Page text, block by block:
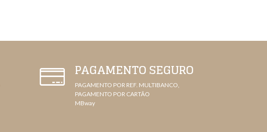
PAGAMENTO SEGURO
PAGAMENTO POR REF. MULTIBANCO,
PAGAMENTO POR CARTÃO
MBway